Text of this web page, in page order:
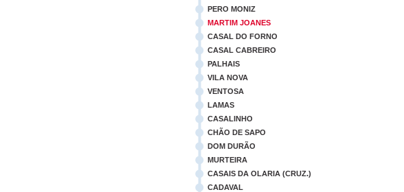
PERO MONIZ
MARTIM JOANES
CASAL DO FORNO
CASAL CABREIRO
PALHAIS
VILA NOVA
VENTOSA
LAMAS
CASALINHO
CHÃO DE SAPO
DOM DURÃO
MURTEIRA
CASAIS DA OLARIA (CRUZ.)
CADAVAL